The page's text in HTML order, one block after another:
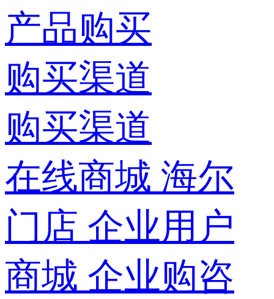
产品购买
购买渠道
购买渠道
在线商城 海尔
门店 企业用户
商城 企业购咨